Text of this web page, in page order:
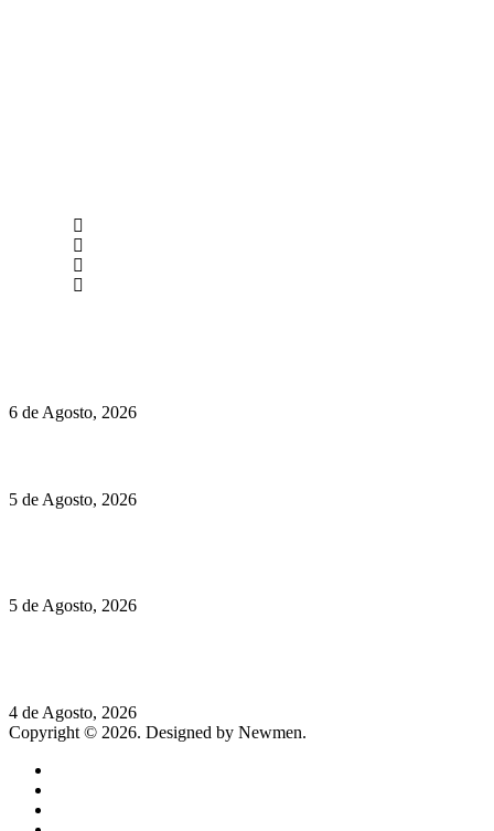
6 de Agosto, 2026
5 de Agosto, 2026
5 de Agosto, 2026
4 de Agosto, 2026
Copyright © 2026. Designed by Newmen.